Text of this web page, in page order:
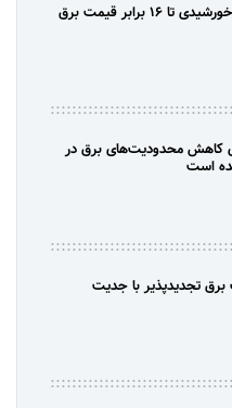
برق تولیدی پنل‌ های خورشیدی تا ۱۶ برابر قیمت برق
کاهش محدودیت‌های برق در
است
برق تجدیدپذیر با جدیت